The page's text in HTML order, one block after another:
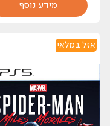
מידע נוסף
אזל במלאי